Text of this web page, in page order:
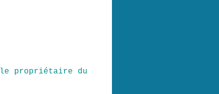
propriétaire du